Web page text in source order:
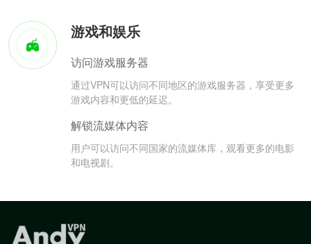
游戏和娱乐
访问游戏服务器
通过VPN可以访问不同地区的游戏服务器，享受更多
游戏内容和更低的延迟。
解锁流媒体内容
用户可以访问不同国家的流媒体库，观看更多的电影
和电视剧。